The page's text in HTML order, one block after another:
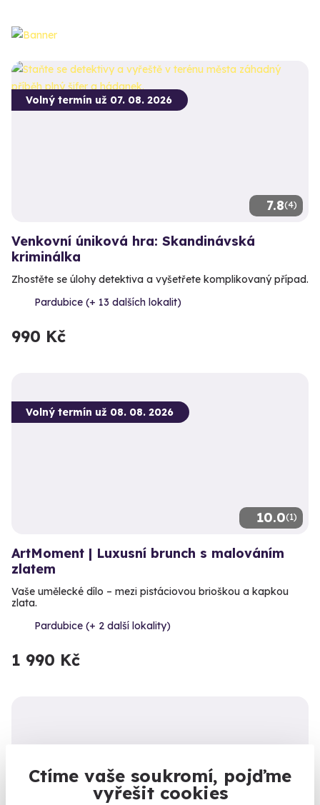
Ctíme vaše soukromí, pojďme
vyřešit cookies
7.8(4)
Volný termín už 07. 08. 2026
Venkovní úniková hra: Skandinávská
kriminálka
Zhostěte se úlohy detektiva a vyšetřete komplikovaný případ.
Pardubice (+ 13 dalších lokalit)
990 Kč
10.0(1)
Volný termín už 08. 08. 2026
ArtMoment | Luxusní brunch s malováním
zlatem
Vaše umělecké dílo – mezi pistáciovou brioškou a kapkou
zlata.
Pardubice (+ 2 další lokality)
1 990 Kč